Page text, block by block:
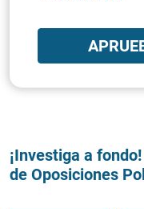
¡Investiga a
de Oposiciones